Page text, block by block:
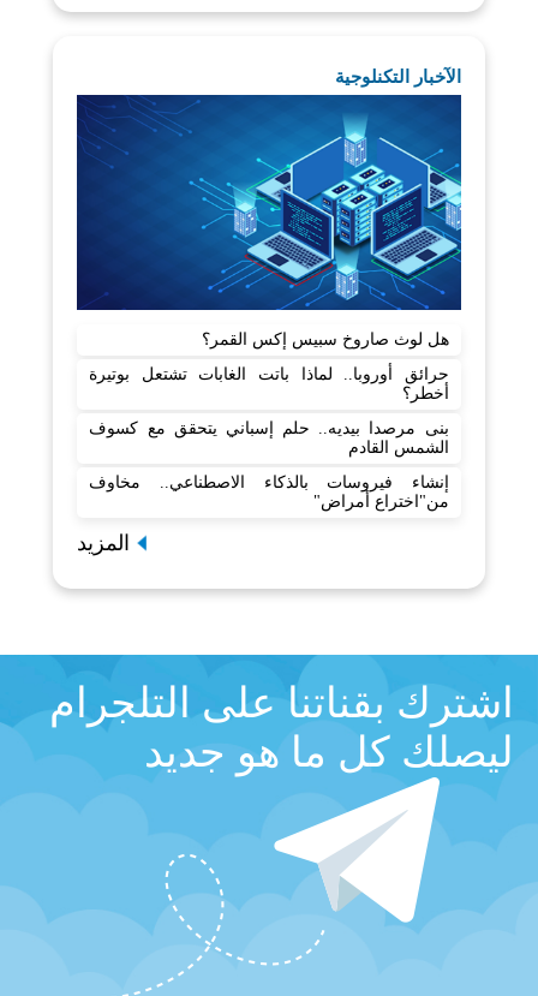
الآخبار التكنلوجية
هل لوث صاروخ سبيس إكس القمر؟
حرائق أوروبا.. لماذا باتت الغابات تشتعل بوتيرة
أخطر؟
بنى مرصدا بيديه.. حلم إسباني يتحقق مع كسوف
الشمس القادم
إنشاء فيروسات بالذكاء الاصطناعي.. مخاوف
من"اختراع أمراض"
المزيد
اشترك بقناتنا على التلجرام
ليصلك كل ما هو جديد